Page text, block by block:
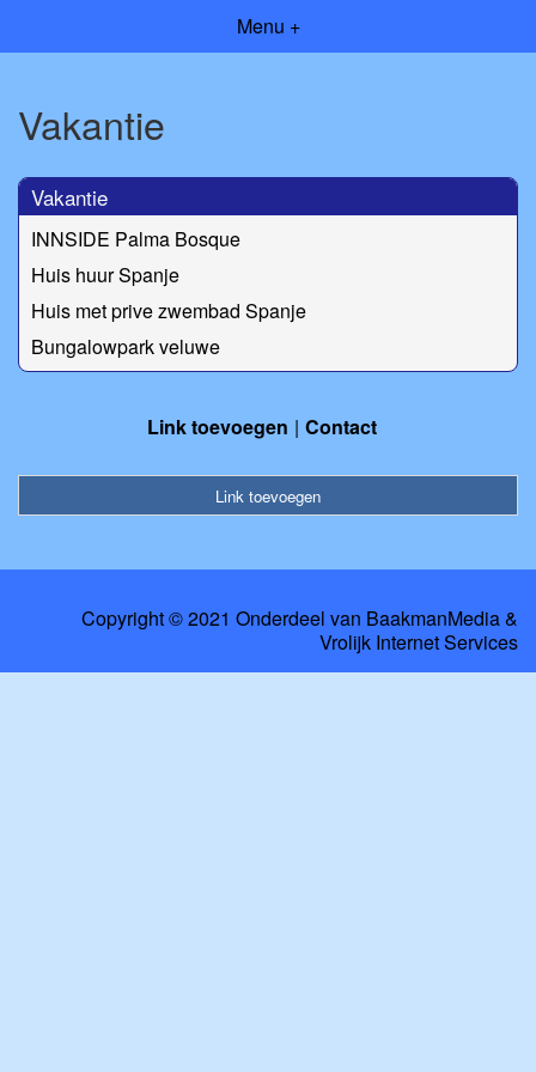
Menu +
Vakantie
Vakantie
INNSIDE Palma Bosque
Huis huur Spanje
Huis met prive zwembad Spanje
Bungalowpark veluwe
Link toevoegen Contact
Link toevoegen
Copyright © 2021 Onderdeel van BaakmanMedia&
Vrolijk Internet Services